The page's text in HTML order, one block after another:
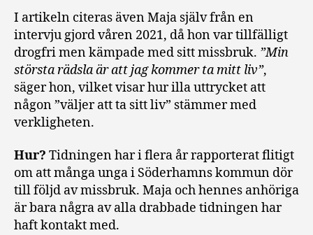
I artikeln citeras även Maja själv från en
intervju gjord våren 2021, då hon var tillfälligt
drogfri men kämpade med sitt missbruk. ”Min
största rädsla är att jag kommer ta mitt liv”,
säger hon, vilket visar hur illa uttrycket att
någon ”väljer att ta sitt liv” stämmer med
verkligheten.
Hur? Tidningen har i flera år rapporterat flitigt
om att många unga i Söderhamns kommun dör
till följd av missbruk. Maja och hennes anhöriga
är bara några av alla drabbade tidningen har
haft kontakt med.